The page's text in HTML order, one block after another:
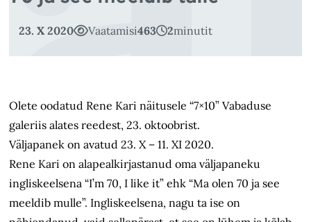
23. X 2020 Vaatamisi463 2minutit
Olete oodatud Rene Kari näitusele “7×10” Vabaduse
galeriis alates reedest, 23. oktoobrist.
Väljapanek on avatud 23. X – 11. XI 2020.
Rene Kari on alapealkirjastanud oma väljapaneku
ingliskeelsena “I’m 70, I like it” ehk “Ma olen 70 ja see
meeldib mulle”. Ingliskeelsena, nagu ta ise on